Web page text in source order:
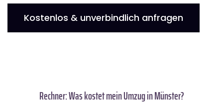
Kostenlos & unverbindlich anfragen
Rechner: Was kostet mein Umzug in Münster?